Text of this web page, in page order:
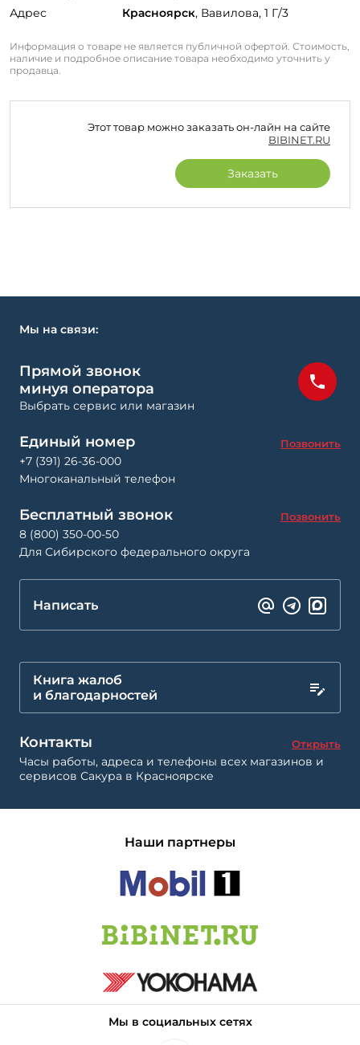
Адрес
Красноярск, Вавилова, 1 Г/3
Информация о товаре не является публичной офертой. Стоимость,
наличие и подробное описание товара необходимо уточнить у
продавца.
Этот товар можно заказать он-лайн на сайте
BIBINET.RU
Заказать
Мы на связи:
Прямой звонок
минуя оператора
Выбрать сервис или магазин
Единый номер Позвонить
+7 (391) 26-36-000
Многоканальный телефон
Бесплатный звонок Позвонить
8 (800) 350-00-50
Для Сибирского федерального округа
Написать
Книга жалоб
и благодарностей
Контакты Открыть
Часы работы, адреса и телефоны всех магазинов и
сервисов Сакура в Красноярске
Наши партнеры
Мы в социальных сетях